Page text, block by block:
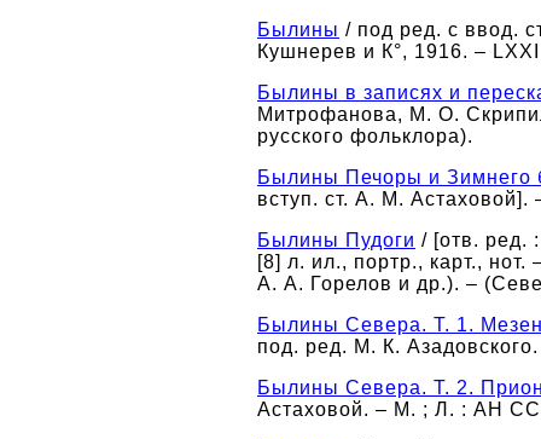
Былины / под ред. с ввод.
Кушнерев и К°, 1916. –
Былины в записях и
Митрофанова, М. О.
русского фольклора).
Былины Печоры и Зимнего
вступ. ст. А. М.
Былины Пудоги / [отв. ред.
[8] л. ил., портр., карт.,
А. А. Горелов и др.). –
Былины Севера. Т. 1.
под. ред. М. К.
Былины Севера. Т. 2.
Астаховой. – М. ; Л. : АН